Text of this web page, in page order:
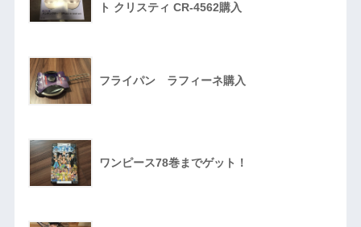
ト クリスティ CR-4562購入
フライパン ラフィーネ購入
ワンピース78巻までゲット！